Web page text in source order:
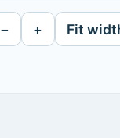
− + Fit